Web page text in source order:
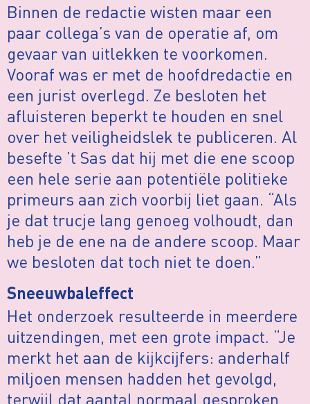
Binnen de redactie wisten maar een
paar collega’s van de operatie af, om
gevaar van uitlekken te voorkomen.
Vooraf was er met de hoofdredactie en
een jurist overlegd. Ze besloten het
afluisteren beperkt te houden en snel
over het veiligheidslek te publiceren. Al
besefte ’t Sas dat hij met die ene scoop
een hele serie aan potentiële politieke
primeurs aan zich voorbij liet gaan. “Als
je dat trucje lang genoeg volhoudt, dan
heb je de ene na de andere scoop. Maar
we besloten dat toch niet te doen.”
Sneeuwbaleffect
Het onderzoek resulteerde in meerdere
uitzendingen, met een grote impact. “Je
merkt het aan de kijkcijfers: anderhalf
miljoen mensen hadden het gevolgd,
terwijl dat aantal normaal gesproken